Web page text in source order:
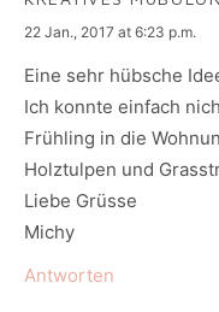
says:
22 Jan., 2017 at 6:23 p.m.
Eine sehr hübsche
Ich konnte einfach
Frühling in die
Holztulpen und
Liebe Grüsse
Michy
Antworten